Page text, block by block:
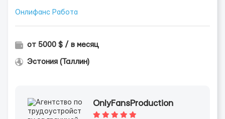
Онлифанс Работа
от 5000 $ / в месяц
Эстония (Таллин)
OnlyFansProduction